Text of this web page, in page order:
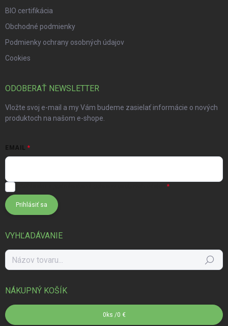
BIO certifikácia
Obchodné podmienky
Podmienky ochrany osobných údajov
Cookies
ODOBERAŤ NEWSLETTER
Vložte svoj e-mail a my Vám budeme zasielať informácie o nových
produktoch na našom e-shope.
EMAIL
Prihlásiť sa
VYHĽADÁVANIE
Hľadať
NÁKUPNÝ KOŠÍK
0 ks /0 €